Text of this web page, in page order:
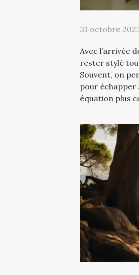
31 octobre
Avec l’arrivée
rester stylé
Souvent, on
pour échapper
équation plus